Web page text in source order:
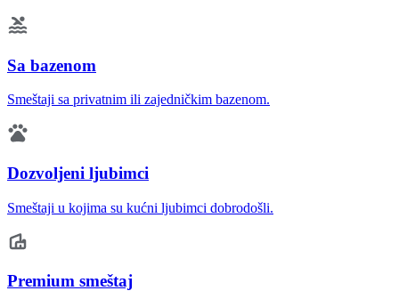
Sa bazenom
Smeštaji sa privatnim ili zajedničkim bazenom.
Dozvoljeni ljubimci
Smeštaji u kojima su kućni ljubimci dobrodošli.
Premium smeštaj